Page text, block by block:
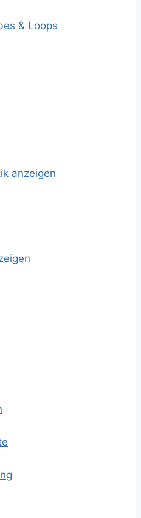
& Loops
anzeigen